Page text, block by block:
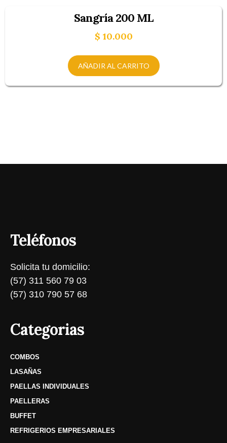
Sangría 200 ML
$ 10.000
AÑADIR AL CARRITO
Teléfonos
Solicita tu domicilio:
(57) 311 560 79 03
(57) 310 790 57 68
Categorias
COMBOS
LASAÑAS
PAELLAS INDIVIDUALES
PAELLERAS
BUFFET
REFRIGERIOS EMPRESARIALES